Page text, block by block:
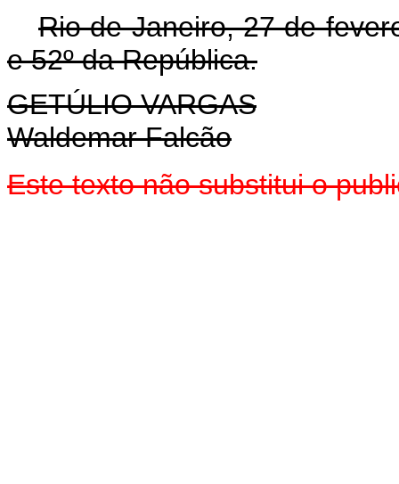
Rio de Janeiro, 27 de
e 52º da República.
GETÚLIO VARGAS
Waldemar Falcão
Este texto não substitui o